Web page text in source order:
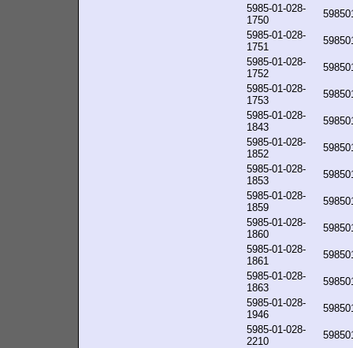
5985-01-028-
1750
5985-01-028-
1751
5985-01-028-
1752
5985-01-028-
1753
5985-01-028-
1843
5985-01-028-
1852
5985-01-028-
1853
5985-01-028-
1859
5985-01-028-
1860
5985-01-028-
1861
5985-01-028-
1863
5985-01-028-
1946
5985-01-028-
2210